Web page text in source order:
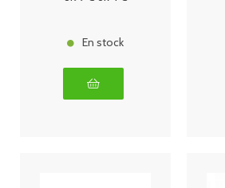
En stock